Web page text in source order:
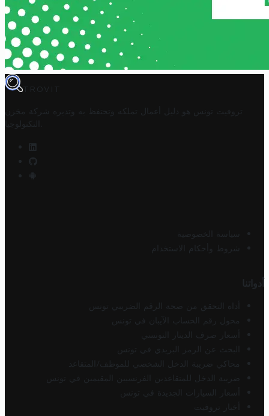
TROVIT
تروفيت تونس هو دليل أعمال تملكه وتحتفظ به وتديره
شركة مخزن
التكنولوجيا
سياسة الخصوصية
شروط وأحكام الاستخدام
أدواتنا
أداة التحقق من صحة الرقم الضريبي تونس
محول رقم الحساب الآيبان في تونس
أسعار صرف الدينار التونسي
البحث عن الرمز البريدي في تونس
محاكي ضريبة الدخل الشخصي للموظف/المتقاعد
ضريبة الدخل للمتقاعدين الفرنسيين المقيمين في تونس
أسعار السيارات الجديدة في تونس
أخبار تروفيت